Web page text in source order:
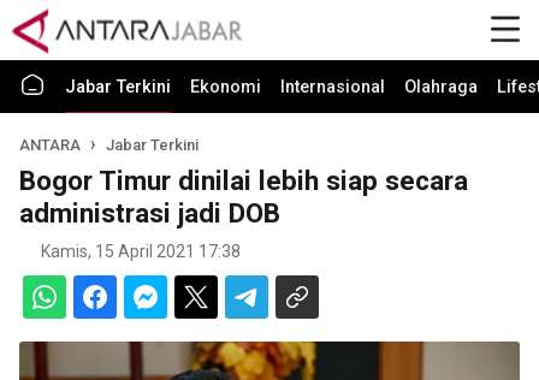
Jabar Terkini Ekonomi Internasional Olahraga
ANTARA Jabar Terkini
Bogor Timur dinilai lebih siap secara
administrasi jadi DOB
Kamis, 15 April 2021 17:38